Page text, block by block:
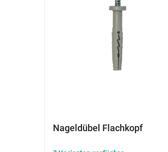
Nageldübel Flachkopf